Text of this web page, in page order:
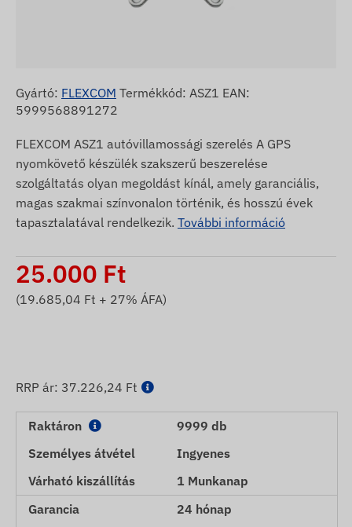
Gyártó: FLEXCOM Termékkód: ASZ1 EAN:
5999568891272
FLEXCOM ASZ1 autóvillamossági szerelés A GPS
nyomkövető készülék szakszerű beszerelése
szolgáltatás olyan megoldást kínál, amely garanciális,
magas szakmai színvonalon történik, és hosszú évek
tapasztalatával rendelkezik. További információ
25.000 Ft
(19.685,04 Ft + 27% ÁFA)
RRP ár: 37.226,24 Ft
Raktáron
9999 db
Személyes átvétel
Ingyenes
Várható kiszállítás
1 Munkanap
Garancia
24 hónap